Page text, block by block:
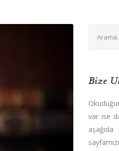
Bize
var ise